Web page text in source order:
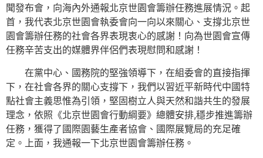
聞發布會，向海內外通報北京世園會籌辦任務進展情況。起
首，我代表北京世園會執委會向一向以來關心、支撐北京世
園會籌辦任務的社會各界表現衷心的感謝！向為世園會宣傳
任務辛苦支出的媒體界伴侶們表現慰問和感謝！
在黨中心、國務院的堅強領導下，在組委會的直接指揮
下，在社會各界的關心支撐下，我們以習近平新時代中國特
點社會主義思惟為引領，堅固樹立人與天然和諧共生的發展
理念，依照《北京世園會行動綱要》總體安排,穩步推進籌辦
任務，獲得了國際園藝生產者協會、國際展覽局的充足確
定。上面，我通報一下北京世園會籌辦任務。